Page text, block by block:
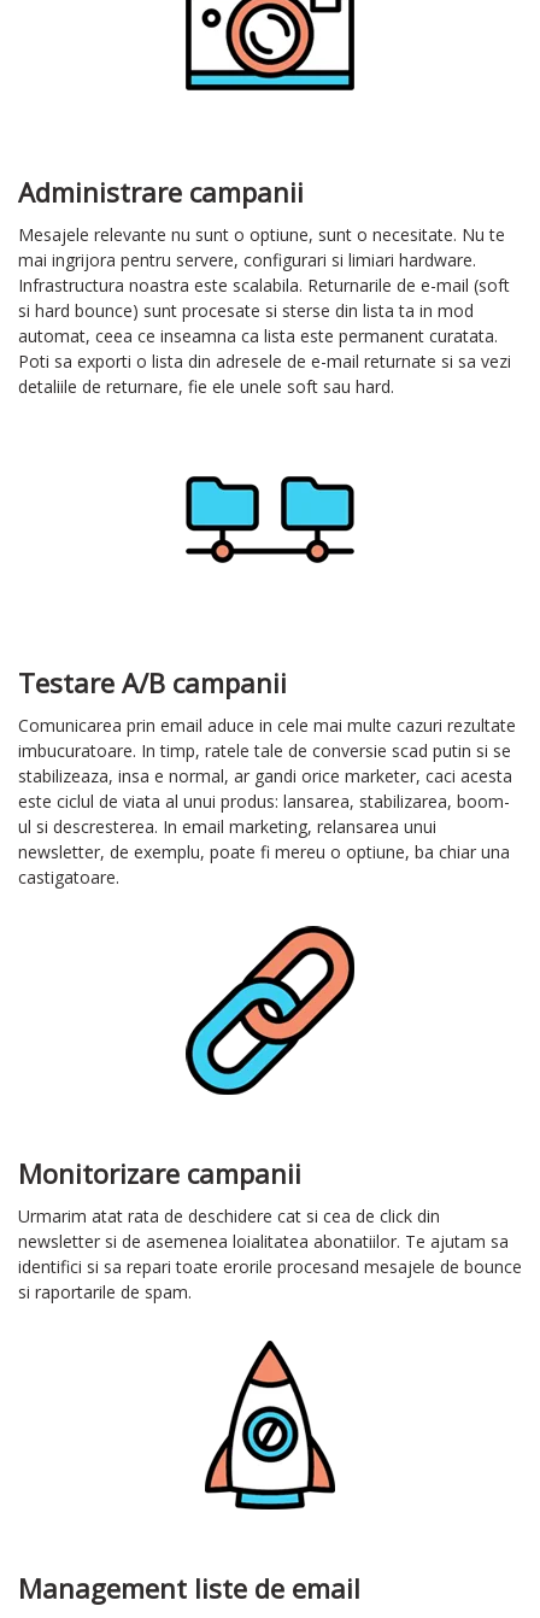
Administrare campanii
Mesajele relevante nu sunt o optiune, sunt o necesitate. Nu te
mai ingrijora pentru servere, configurari si limiari hardware.
Infrastructura noastra este scalabila. Returnarile de e-mail (soft
si hard bounce) sunt procesate si sterse din lista ta in mod
automat, ceea ce inseamna ca lista este permanent curatata.
Poti sa exporti o lista din adresele de e-mail returnate si sa vezi
detaliile de returnare, fie ele unele soft sau hard.
Testare A/B campanii
Comunicarea prin email aduce in cele mai multe cazuri rezultate
imbucuratoare. In timp, ratele tale de conversie scad putin si se
stabilizeaza, insa e normal, ar gandi orice marketer, caci acesta
este ciclul de viata al unui produs: lansarea, stabilizarea, boom-
ul si descresterea. In email marketing, relansarea unui
newsletter, de exemplu, poate fi mereu o optiune, ba chiar una
castigatoare.
Monitorizare campanii
Urmarim atat rata de deschidere cat si cea de click din
newsletter si de asemenea loialitatea abonatiilor. Te ajutam sa
identifici si sa repari toate erorile procesand mesajele de bounce
si raportarile de spam.
Management liste de email